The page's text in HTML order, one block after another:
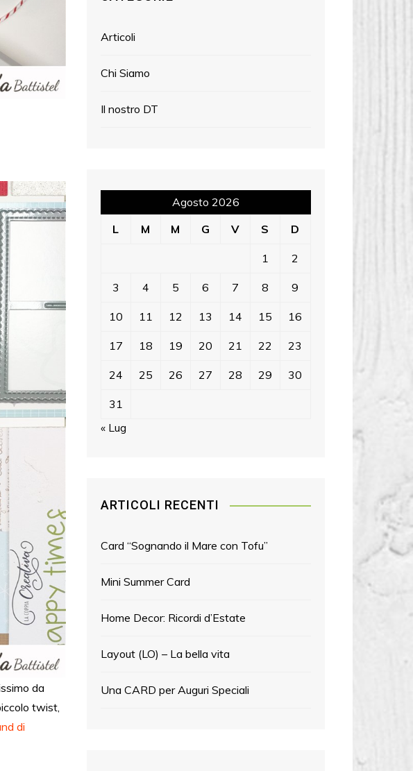
da
twist,
di
Articoli
Chi Siamo
Il nostro DT
Agosto 2026
L
M M G V S D
1 2
3 4 5 6 7 8 9
10 11 12 13 14 15 16
17 18 19 20 21 22 23
24 25 26 27 28 29 30
31
« Lug
ARTICOLI RECENTI
Card “Sognando il Mare con Tofu”
Mini Summer Card
Home Decor: Ricordi d’Estate
Layout (LO) – La bella vita
Una CARD per Auguri Speciali